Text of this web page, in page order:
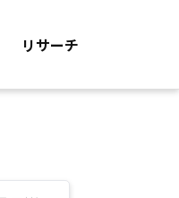
リサーチ